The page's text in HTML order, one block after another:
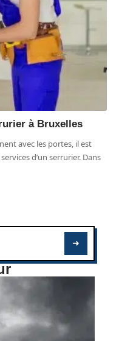
à Bruxelles
avec les portes, il est
d’un serrurier. Dans